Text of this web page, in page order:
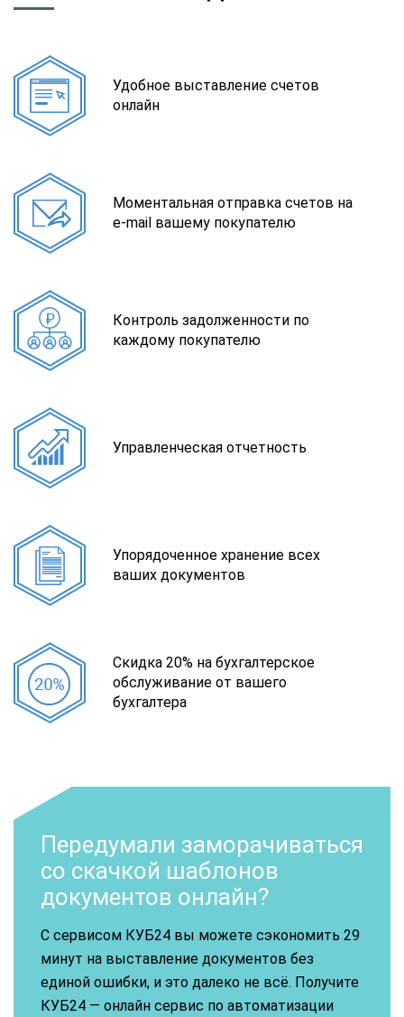
Удобное выставление счетов
онлайн
Моментальная отправка счетов на
e-mail вашему покупателю
Контроль задолженности по
каждому покупателю
Управленческая отчетность
Упорядоченное хранение всех
ваших документов
Скидка 20% на бухгалтерское
обслуживание от вашего
бухгалтера
Передумали заморачиваться
со скачкой шаблонов
документов онлайн?
С сервисом КУБ24 вы можете сэкономить 29
минут на выставление документов без
единой ошибки, и это далеко не всё. Получите
КУБ24 — онлайн сервис по автоматизации